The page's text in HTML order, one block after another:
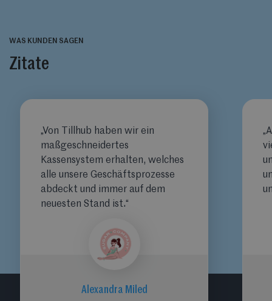
WAS KUNDEN SAGEN
Zitate
„Von Tillhub haben wir ein
maßgeschneidertes
Kassensystem erhalten, welches
alle unsere Geschäftsprozesse
abdeckt und immer auf dem
neuesten Stand ist.“
Alexandra Miled